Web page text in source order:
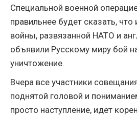
Специальной военной
правильнее будет сказать,
войны, развязанной НАТО и
объявили Русскому миру бой
уничтожение.
Вчера все участники
поднятой головой и
просто наступление, идет